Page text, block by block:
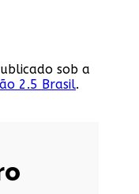
sob a
2.5 Brasil.